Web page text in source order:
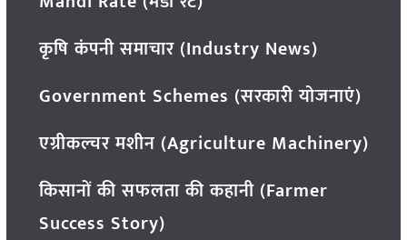
कृषि कंपनी समाचार (Industry News)
Government Schemes (सरकारी योजनाएं)
एग्रीकल्चर मशीन (Agriculture Machinery)
किसानों की सफलता की कहानी (Farmer
Success Story)